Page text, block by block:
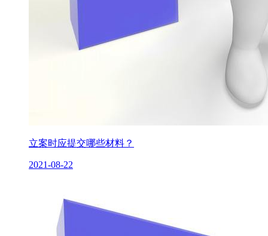
立案时应提交哪些材料？
2021-08-22